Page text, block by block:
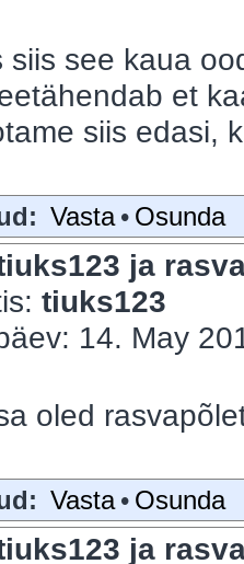
siis see kaua
et
siis edasi,
Vasta • Osunda
ja
tiuks123
14. May
oled
Vasta • Osunda
ja